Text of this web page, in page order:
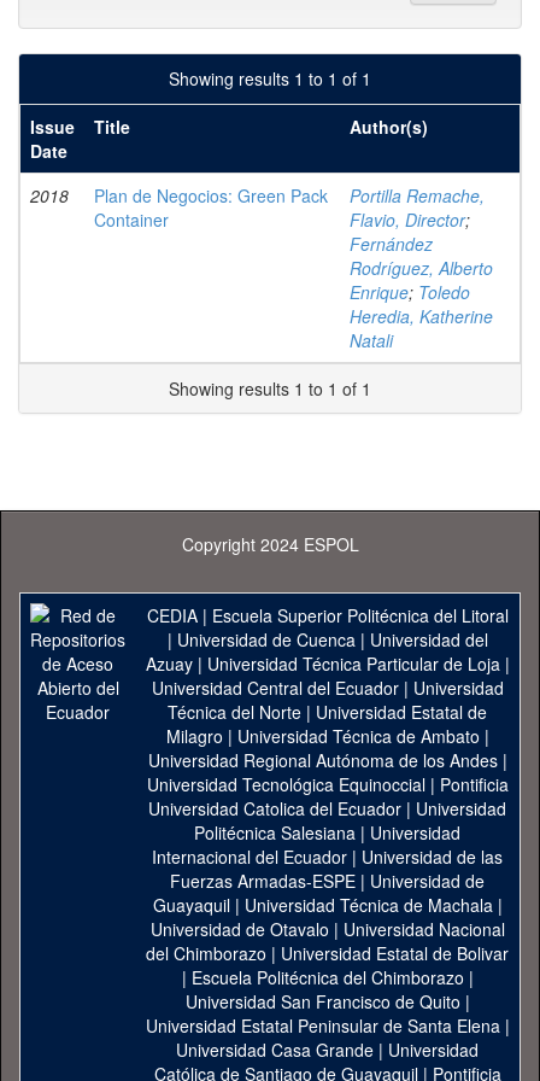
Showing results 1 to 1 of 1
Issue
Date
Title Author(s)
2018
Plan de Negocios: Green Pack
Container
Portilla Remache,
Flavio, Director;
Fernández
Rodríguez, Alberto
Enrique; Toledo
Heredia, Katherine
Natali
Showing results 1 to 1 of 1
Copyright 2024 ESPOL
CEDIA| Escuela Superior Politécnica del Litoral
| Universidad de Cuenca| Universidad del
Azuay| Universidad Técnica Particular de Loja|
Universidad Central del Ecuador| Universidad
Técnica del Norte | Universidad Estatal de
Milagro | Universidad Técnica de Ambato |
Universidad Regional Autónoma de los Andes|
Universidad Tecnológica Equinoccial| Pontificia
Universidad Catolica del Ecuador | Universidad
Politécnica Salesiana | Universidad
Internacional del Ecuador | Universidad de las
Fuerzas Armadas-ESPE | Universidad de
Guayaquil| Universidad Técnica de Machala|
Universidad de Otavalo | Universidad Nacional
del Chimborazo | Universidad Estatal de Bolivar
| Escuela Politécnica del Chimborazo |
Universidad San Francisco de Quito |
Universidad Estatal Peninsular de Santa Elena|
Universidad Casa Grande | Universidad
Católica de Santiago de Guayaquil| Pontificia